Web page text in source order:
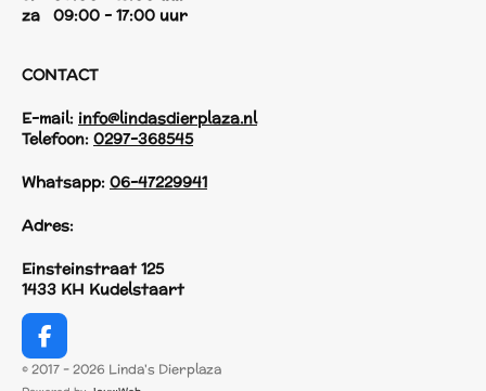
za 09:00 - 17:00 uur
CONTACT
E-mail: info@lindasdierplaza.nl
Telefoon: 0297-368545
Whatsapp: 06-47229941
Adres:
Einsteinstraat 125
1433 KH Kudelstaart
F
a
c
© 2017 - 2026 Linda's Dierplaza